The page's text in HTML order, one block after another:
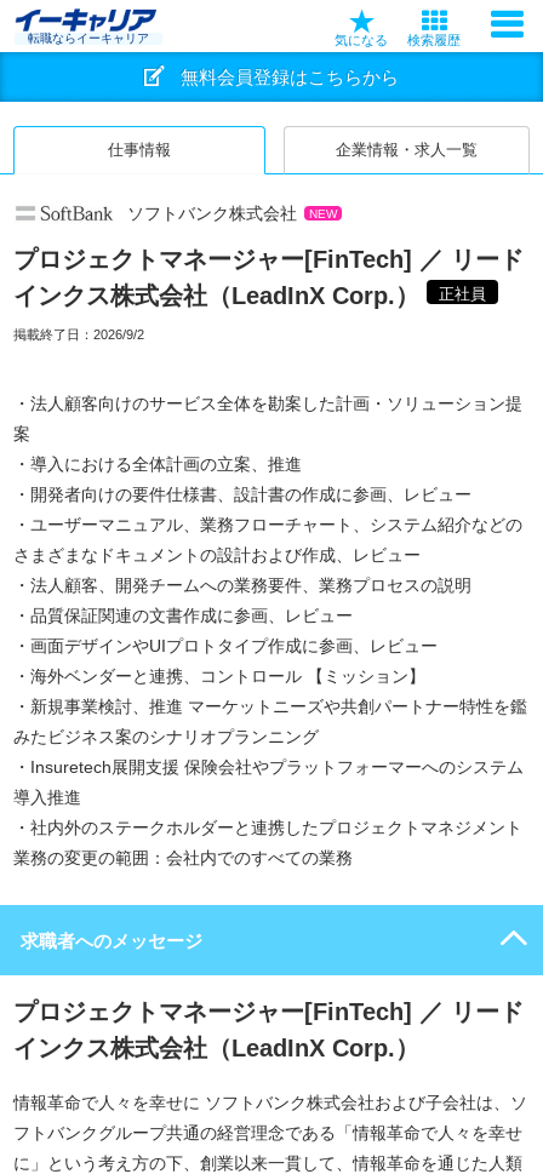
転職ならイーキャリア 気になる 検索履歴
無料会員登録はこちらから
仕事情報 企業情報・求人一覧
ソフトバンク株式会社 NEW
プロジェクトマネージャー[FinTech] ／ リード
インクス株式会社（LeadInX Corp.）
正社員
掲載終了日： 2026/9/2
・法人顧客向けのサービス全体を勘案した計画・ソリューション提
案
・導入における全体計画の立案、推進
・開発者向けの要件仕様書、設計書の作成に参画、レビュー
・ユーザーマニュアル、業務フローチャート、システム紹介などの
さまざまなドキュメントの設計および作成、レビュー
・法人顧客、開発チームへの業務要件、業務プロセスの説明
・品質保証関連の文書作成に参画、レビュー
・画面デザインやUIプロトタイプ作成に参画、レビュー
・海外ベンダーと連携、コントロール 【ミッション】
・新規事業検討、推進 マーケットニーズや共創パートナー特性を鑑
みたビジネス案のシナリオプランニング
・Insuretech展開支援 保険会社やプラットフォーマーへのシステム
導入推進
・社内外のステークホルダーと連携したプロジェクトマネジメント
業務の変更の範囲：会社内でのすべての業務
求職者へのメッセージ
プロジェクトマネージャー[FinTech] ／ リード
インクス株式会社（LeadInX Corp.）
情報革命で人々を幸せに ソフトバンク株式会社および子会社は、ソ
フトバンクグループ共通の経営理念である「情報革命で人々を幸せ
に」という考え方の下、創業以来一貫して、情報革命を通じた人類